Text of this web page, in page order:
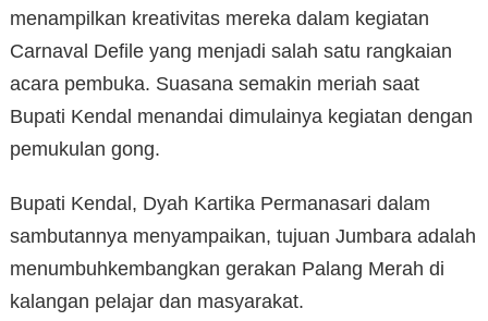
menampilkan kreativitas mereka dalam kegiatan
Carnaval Defile yang menjadi salah satu rangkaian
acara pembuka. Suasana semakin meriah saat
Bupati Kendal menandai dimulainya kegiatan dengan
pemukulan gong.
Bupati Kendal, Dyah Kartika Permanasari dalam
sambutannya menyampaikan, tujuan Jumbara adalah
menumbuhkembangkan gerakan Palang Merah di
kalangan pelajar dan masyarakat.